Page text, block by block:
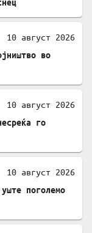
10 август 2026
во
10 август 2026
го
10 август 2026
поголемо